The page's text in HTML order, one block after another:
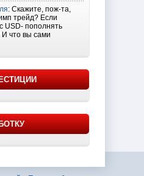
: Скажите, пож-та,
трейд? Если
USD- пополнять
что вы сами